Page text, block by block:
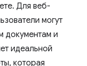
Для веб-
могут
документам и
идеальной
которая